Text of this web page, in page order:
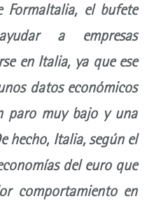
FormaItalia, el bufete
a empresas
en Italia, ya que ese
datos económicos
paro muy bajo y una
hecho, Italia, según el
del euro que
comportamiento en